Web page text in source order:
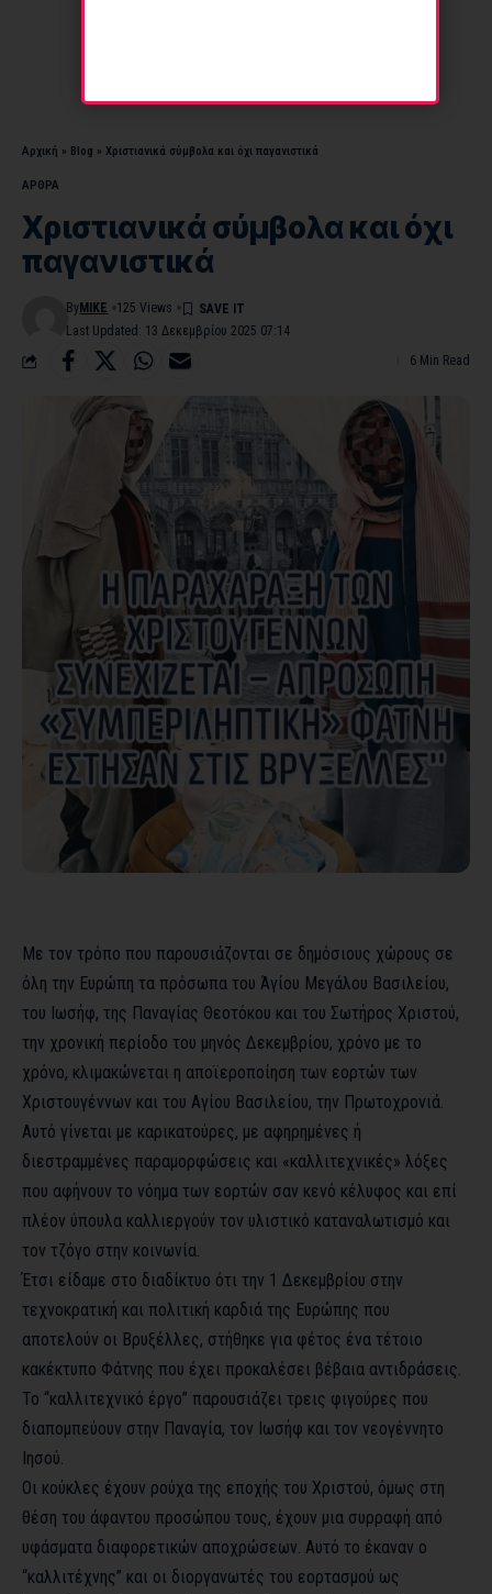
Αρχική » Blog » Χριστιανικά σύμβολα και όχι παγανιστικά
ΑΡΘΡΑ
Χριστιανικά σύμβολα και όχι
παγανιστικά
Last Updated: 13 Δεκεμβρίου 2025 07:14
By MIKE 125 Views
6 Min Read
Με τον τρόπο που παρουσιάζονται σε δημόσιους χώρους σε
όλη την Ευρώπη τα πρόσωπα του Άγίου Μεγάλου Βασιλείου,
του Ιωσήφ, της Παναγίας Θεοτόκου και του Σωτήρος Χριστού,
την χρονική περίοδο του μηνός Δεκεμβρίου, χρόνο με το
χρόνο, κλιμακώνεται η αποϊεροποίηση των εορτών των
Χριστουγέννων και του Αγίου Βασιλείου, την Πρωτοχρονιά.
Αυτό γίνεται με καρικατούρες, με αφηρημένες ή
διεστραμμένες παραμορφώσεις και «καλλιτεχνικές» λόξες
που αφήνουν το νόημα των εορτών σαν κενό κέλυφος και επί
πλέον ύπουλα καλλιεργούν τον υλιστικό καταναλωτισμό και
τον τζόγο στην κοινωνία.
Έτσι είδαμε στο διαδίκτυο ότι την 1 Δεκεμβρίου στην
τεχνοκρατική και πολιτική καρδιά της Ευρώπης που
αποτελούν οι Βρυξέλλες, στήθηκε για φέτος ένα τέτοιο
κακέκτυπο Φάτνης που έχει προκαλέσει βέβαια αντιδράσεις.
Το “καλλιτεχνικό έργο” παρουσιάζει τρεις φιγούρες που
διαπομπεύουν στην Παναγία, τον Ιωσήφ και τον νεογέννητο
Ιησού.
Οι κούκλες έχουν ρούχα της εποχής του Χριστού, όμως στη
θέση του άφαντου προσώπου τους, έχουν μια συρραφή από
υφάσματα διαφορετικών αποχρώσεων. Αυτό το έκαναν ο
“καλλιτέχνης” και οι διοργανωτές του εορτασμού ως